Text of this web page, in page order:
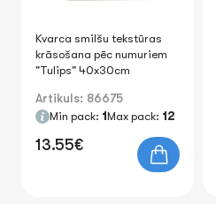
Kvarca smilšu tekstūras
krāsošana pēc numuriem
"Tulips" 40x30cm
Artikuls: 86675
Min pack: 1Max pack: 12
13.55€